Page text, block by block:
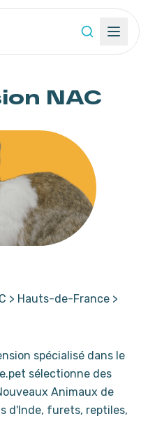
NAC
> Hauts-de-France >
spécialisé dans le
sélectionne des
Animaux de
d'Inde, furets, reptiles,